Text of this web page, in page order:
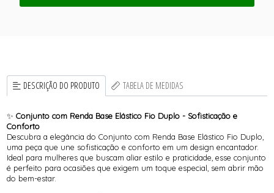
DESCRIÇÃO DO PRODUTO TABELA DE MEDIDAS
✨Conjunto com Renda Base Elástico Fio Duplo - Sofisticação e
Conforto
Descubra a elegância do Conjunto com Renda Base Elástico Fio Duplo,
uma peça que une sofisticação e conforto em um design encantador.
Ideal para mulheres que buscam aliar estilo e praticidade, esse conjunto
é perfeito para ocasiões que exigem um toque especial, sem abrir mão
do bem-estar.